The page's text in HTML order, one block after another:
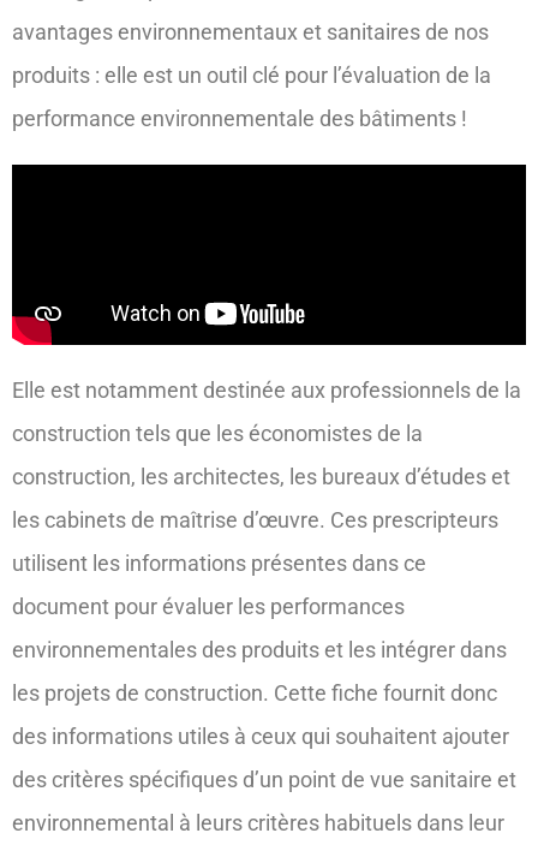
avantages environnementaux et sanitaires de nos
produits : elle est un outil clé pour l’évaluation de la
performance environnementale des bâtiments !
Elle est notamment destinée aux professionnels de la
construction tels que les économistes de la
construction, les architectes, les bureaux d’études et
les cabinets de maîtrise d’œuvre. Ces prescripteurs
utilisent les informations présentes dans ce
document pour évaluer les performances
environnementales des produits et les intégrer dans
les projets de construction. Cette fiche fournit donc
des informations utiles à ceux qui souhaitent ajouter
des critères spécifiques d’un point de vue sanitaire et
environnemental à leurs critères habituels dans leur